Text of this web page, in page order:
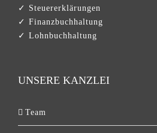
✓ Steuererklärungen
✓ Finanzbuchhaltung
✓ Lohnbuchhaltung
UNSERE KANZLEI
Team